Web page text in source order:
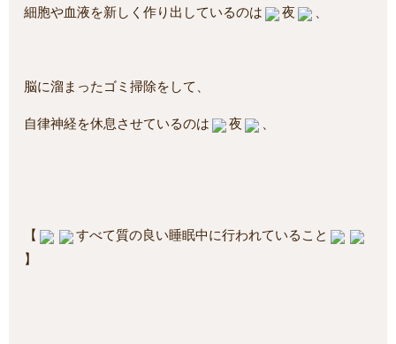
細胞や血液を新しく作り出しているのは 夜
脳に溜まったゴミ掃除をして、
自律神経を休息させているのは 夜
【
すべて質の良い睡眠中に行われていること
】